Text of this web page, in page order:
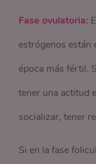
Fase ovulatoria:
estrógenos están
época más fértil.
tener una actitud
socializar, tener
Si en la fase